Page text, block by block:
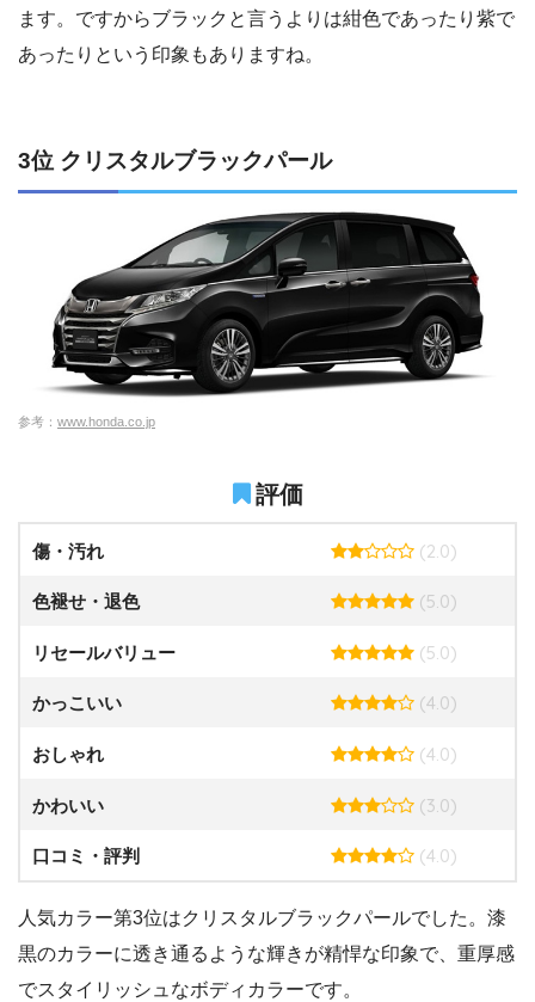
ます。ですからブラックと言うよりは紺色であったり紫で
あったりという印象もありますね。
3位 クリスタルブラックパール
参考： www.honda.co.jp
評価
傷・汚れ (2.0)
色褪せ・退色 (5.0)
リセールバリュー (5.0)
かっこいい (4.0)
おしゃれ (4.0)
かわいい (3.0)
口コミ・評判 (4.0)
人気カラー第3位はクリスタルブラックパールでした。漆
黒のカラーに透き通るような輝きが精悍な印象で、重厚感
でスタイリッシュなボディカラーです。